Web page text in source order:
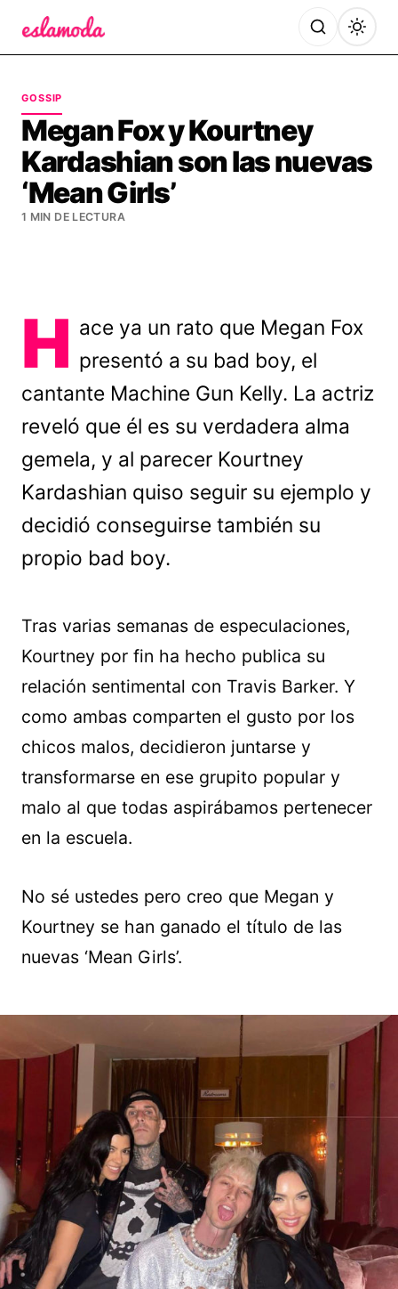
GOSSIP
Megan Fox y Kourtney
Kardashian son las nuevas
‘Mean Girls’
1 MIN DE LECTURA
H ace ya un rato que Megan Fox
presentó a su bad boy, el
cantante Machine Gun Kelly. La actriz
reveló que él es su verdadera alma
gemela, y al parecer Kourtney
Kardashian quiso seguir su ejemplo y
decidió conseguirse también su
propio bad boy.
Tras varias semanas de especulaciones,
Kourtney por fin ha hecho publica su
relación sentimental con Travis Barker. Y
como ambas comparten el gusto por los
chicos malos, decidieron juntarse y
transformarse en ese grupito popular y
malo al que todas aspirábamos pertenecer
en la escuela.
No sé ustedes pero creo que Megan y
Kourtney se han ganado el título de las
nuevas ‘Mean Girls’.